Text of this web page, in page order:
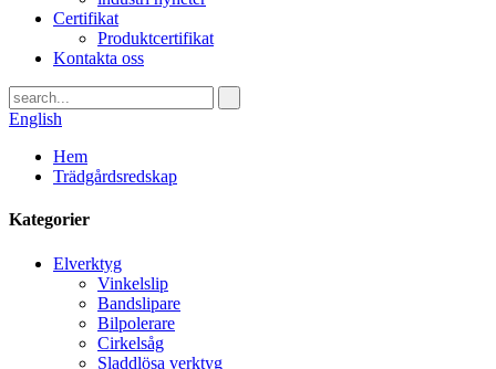
Certifikat
Produktcertifikat
Kontakta oss
English
Hem
Trädgårdsredskap
Kategorier
Elverktyg
Vinkelslip
Bandslipare
Bilpolerare
Cirkelsåg
Sladdlösa verktyg